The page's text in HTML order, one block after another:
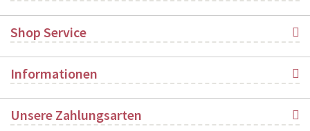
Shop Service
Informationen
Unsere Zahlungsarten